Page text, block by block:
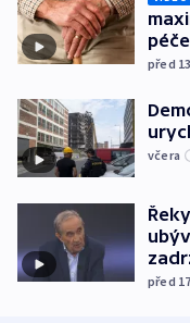
před 13
včera
před 17